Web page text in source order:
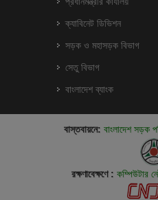
ক্যাবিনেট ডিভিশন
সড়ক ও মহাসড়ক বিভাগ
সেতু বিভাগ
বাংলাদেশ ব্যাংক
বাস্তবায়নে: বাংলাদেশ সড়ক
রক্ষণাবেক্ষণে : কম্পিউটার